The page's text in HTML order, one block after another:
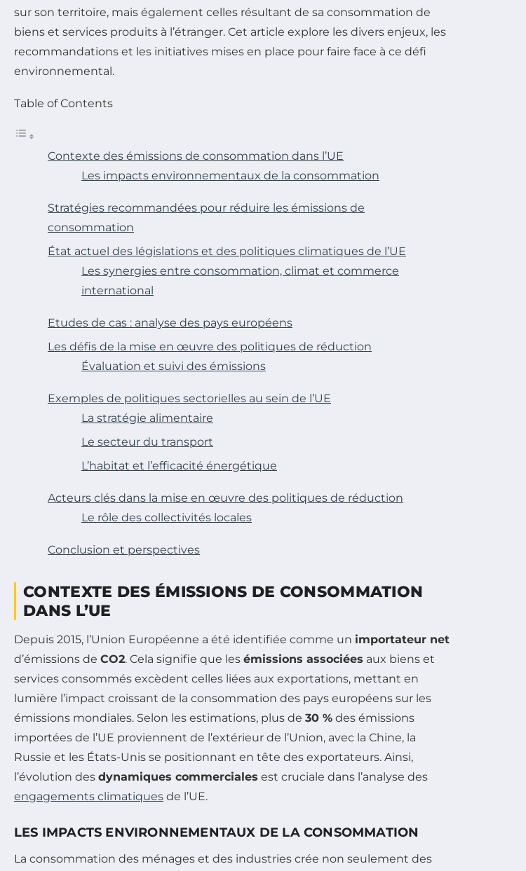
sur son territoire, mais également celles résultant de sa consommation de
biens et services produits à l’étranger. Cet article explore les divers enjeux, les
recommandations et les initiatives mises en place pour faire face à ce défi
environnemental.
Table of Contents
Contexte des émissions de consommation dans l’UE
Les impacts environnementaux de la consommation
Stratégies recommandées pour réduire les émissions de
consommation
État actuel des législations et des politiques climatiques de l’UE
Les synergies entre consommation, climat et commerce
international
Etudes de cas : analyse des pays européens
Les défis de la mise en œuvre des politiques de réduction
Évaluation et suivi des émissions
Exemples de politiques sectorielles au sein de l’UE
La stratégie alimentaire
Le secteur du transport
L’habitat et l’efficacité énergétique
Acteurs clés dans la mise en œuvre des politiques de réduction
Le rôle des collectivités locales
Conclusion et perspectives
CONTEXTE DES ÉMISSIONS DE CONSOMMATION
DANS L’UE
Depuis 2015, l’Union Européenne a été identifiée comme un importateur net
d’émissions de CO2. Cela signifie que les émissions associées aux biens et
services consommés excèdent celles liées aux exportations, mettant en
lumière l’impact croissant de la consommation des pays européens sur les
émissions mondiales. Selon les estimations, plus de 30 % des émissions
importées de l’UE proviennent de l’extérieur de l’Union, avec la Chine, la
Russie et les États-Unis se positionnant en tête des exportateurs. Ainsi,
l’évolution des dynamiques commerciales est cruciale dans l’analyse des
engagements climatiques de l’UE.
LES IMPACTS ENVIRONNEMENTAUX DE LA CONSOMMATION
La consommation des ménages et des industries crée non seulement des